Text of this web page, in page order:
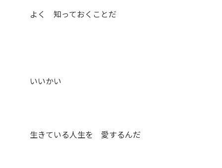
よく 知っておくことだ
いいかい
生きている人生を 愛するんだ